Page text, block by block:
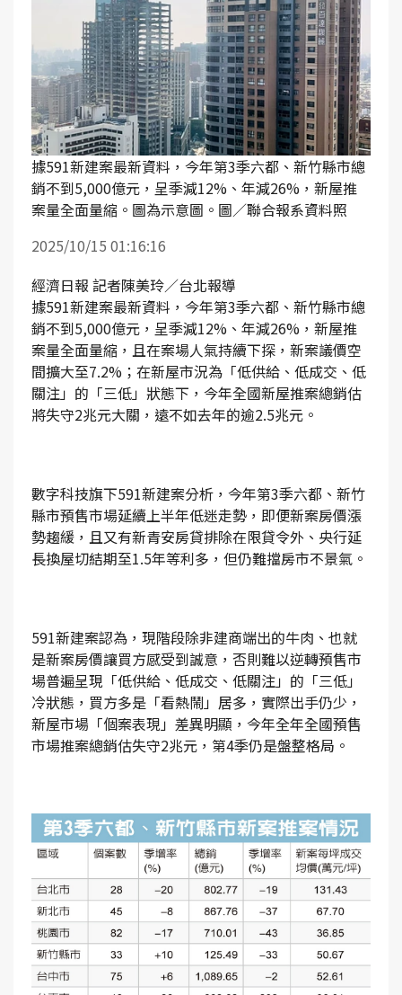
據591新建案最新資料，今年第3季六都、新竹縣市總
銷不到5,000億元，呈季減12%、年減26%，新屋推
案量全面量縮。圖為示意圖。圖／聯合報系資料照
2025/10/15 01:16:16
經濟日報 記者陳美玲／台北報導
據591新建案最新資料，今年第3季六都、新竹縣市總
銷不到5,000億元，呈季減12%、年減26%，新屋推
案量全面量縮，且在案場人氣持續下探，新案議價空
間擴大至7.2%；在新屋市況為「低供給、低成交、低
關注」的「三低」狀態下，今年全國新屋推案總銷估
將失守2兆元大關，遠不如去年的逾2.5兆元。
數字科技旗下591新建案分析，今年第3季六都、新竹
縣市預售市場延續上半年低迷走勢，即便新案房價漲
勢趨緩，且又有新青安房貸排除在限貸令外、央行延
長換屋切結期至1.5年等利多，但仍難擋房市不景氣。
591新建案認為，現階段除非建商端出的牛肉、也就
是新案房價讓買方感受到誠意，否則難以逆轉預售市
場普遍呈現「低供給、低成交、低關注」的「三低」
冷狀態，買方多是「看熱鬧」居多，實際出手仍少，
新屋市場「個案表現」差異明顯，今年全年全國預售
市場推案總銷估失守2兆元，第4季仍是盤整格局。